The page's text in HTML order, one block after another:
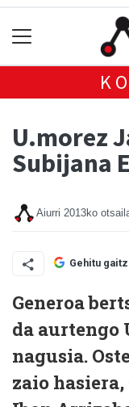
U.morez
Subijana
Aiurri 2013ko
Gehitu
Generoa
da aurtengo
nagusia.
zaio